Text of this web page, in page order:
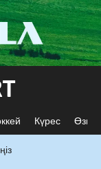
Күрес Өзге